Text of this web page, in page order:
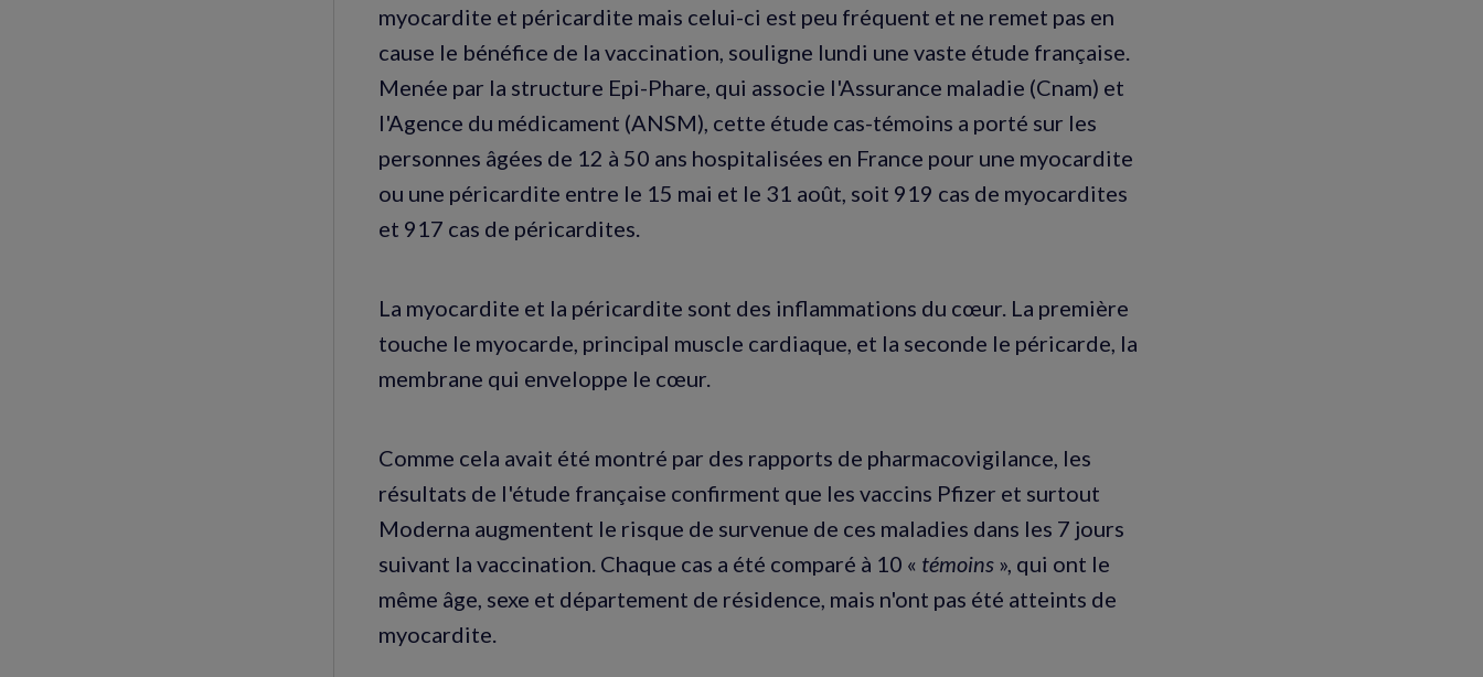
myocardite et péricardite mais celui-ci est peu fréquent et ne remet pas en
cause le bénéfice de la vaccination, souligne lundi une vaste étude française.
Menée par la structure Epi-Phare, qui associe l'Assurance maladie (Cnam) et
l'Agence du médicament (ANSM), cette étude cas-témoins a porté sur les
personnes âgées de 12 à 50 ans hospitalisées en France pour une myocardite
ou une péricardite entre le 15 mai et le 31 août, soit 919 cas de myocardites
et 917 cas de péricardites.
La myocardite et la péricardite sont des inflammations du cœur. La première
touche le myocarde, principal muscle cardiaque, et la seconde le péricarde, la
membrane qui enveloppe le cœur.
Comme cela avait été montré par des rapports de pharmacovigilance, les
résultats de l'étude française confirment que les vaccins Pfizer et surtout
Moderna augmentent le risque de survenue de ces maladies dans les 7 jours
suivant la vaccination. Chaque cas a été comparé à 10 « témoins », qui ont le
même âge, sexe et département de résidence, mais n'ont pas été atteints de
myocardite.